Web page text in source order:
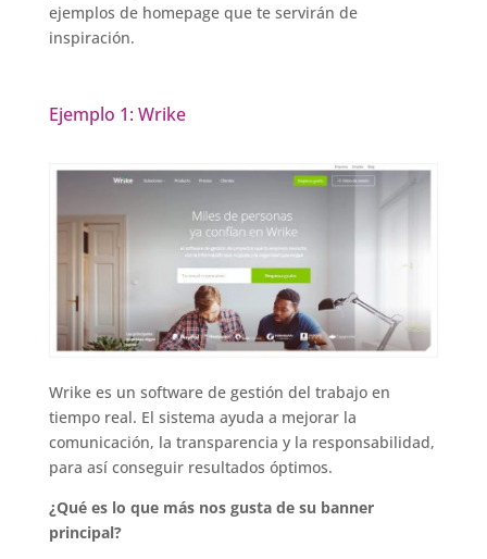
ejemplos de homepage que te servirán de
inspiración.
Ejemplo 1: Wrike
Wrike es un software de gestión del trabajo en
tiempo real. El sistema ayuda a mejorar la
comunicación, la transparencia y la responsabilidad,
para así conseguir resultados óptimos.
¿Qué es lo que más nos gusta de su banner
principal?